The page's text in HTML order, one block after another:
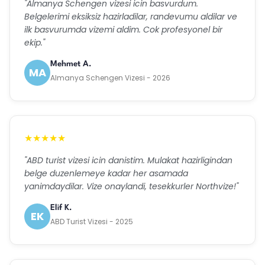
"Almanya Schengen vizesi icin basvurdum.
Belgelerimi eksiksiz hazirladilar, randevumu aldilar ve
ilk basvurumda vizemi aldim. Cok profesyonel bir
ekip."
MA
Mehmet A.
Almanya Schengen Vizesi - 2026
★★★★★
"ABD turist vizesi icin danistim. Mulakat hazirligindan
belge duzenlemeye kadar her asamada
yanimdaydilar. Vize onaylandi, tesekkurler Northvize!"
EK
Elif K.
ABD Turist Vizesi - 2025